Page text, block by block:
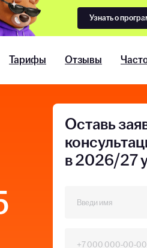
Узнать о
Тарифы Отзывы
Оставь
в 2026/27